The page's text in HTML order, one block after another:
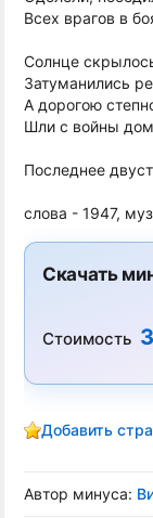
Всех врагов в
Солнце
Затуманились
А дорогою
Шли с войны
Последнее
слова - 1947,
Скачать
Стоимость
Добавить
Автор минуса: